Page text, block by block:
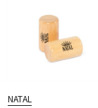
NATAL